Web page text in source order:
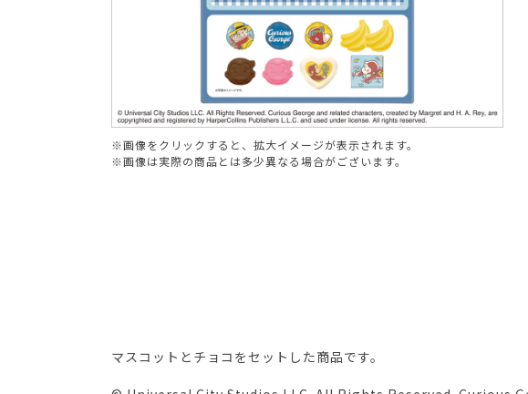
※画像をクリックすると、拡大イメージが表示されます。
※画像は実際の商品とは多少異なる場合がございます。
マスコットとチョコをセットした商品です。